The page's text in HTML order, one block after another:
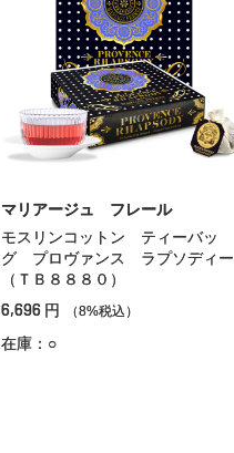
マリアージュ フレール
モスリンコットン ティーバッ
グ プロヴァンス ラプソディー
（ＴＢ８８８０）
6,696 円 （8%税込）
在庫：○